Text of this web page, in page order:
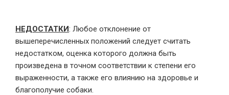
НЕДОСТАТКИ: Любое отклонение от
вышеперечисленных положений следует считать
недостатком, оценка которого должна быть
произведена в точном соответствии к степени его
выраженности, а также его влиянию на здоровье и
благополучие собаки.